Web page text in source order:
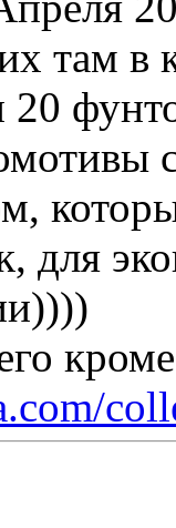
там в
20
для